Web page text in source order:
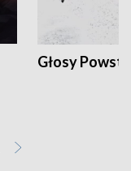
Głosy